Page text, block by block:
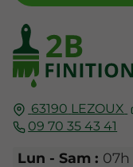
63190 LEZOUX
09 70 35 43 41
Lun - Sam : 07h